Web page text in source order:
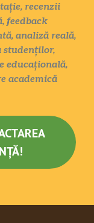
recenzii
feedback
analiză reală,
studenților,
educațională,
academică